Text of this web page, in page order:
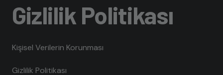
Gizlilik Politikası
Kişisel Verilerin Korunması
Gizlilik Politikası